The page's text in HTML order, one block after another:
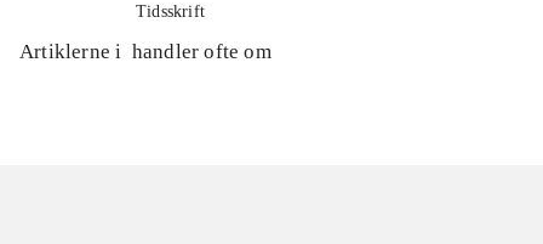
Tidsskrift
Artiklerne i handler ofte om